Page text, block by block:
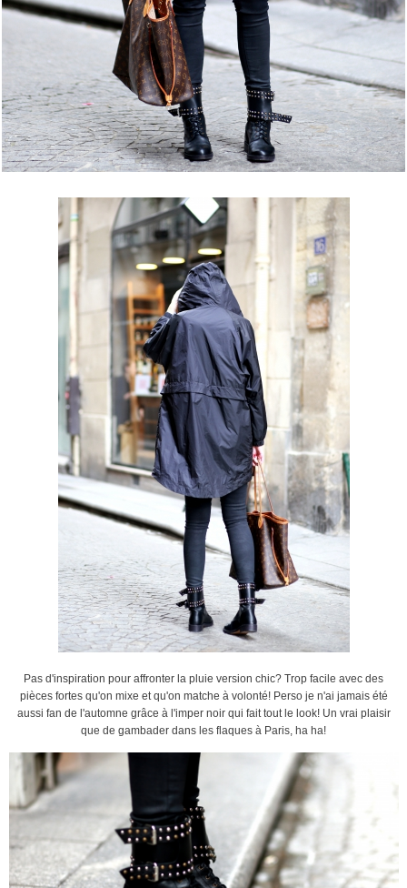
Pas d'inspiration pour affronter la pluie version chic? Trop facile avec des
pièces fortes qu'on mixe et qu'on matche à volonté! Perso je n'ai jamais été
aussi fan de l'automne grâce à l'imper noir qui fait tout le look! Un vrai plaisir
que de gambader dans les flaques à Paris, ha ha!